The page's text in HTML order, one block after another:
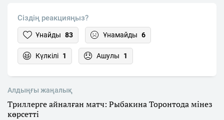
Сіздің реакцияңыз?
Ұнайды 83 Ұнамайды 6
Күлкілі 1 Ашулы 1
Алдыңғы жаңалық
Триллерге айналған матч: Рыбакина Торонтода мінез
көрсетті